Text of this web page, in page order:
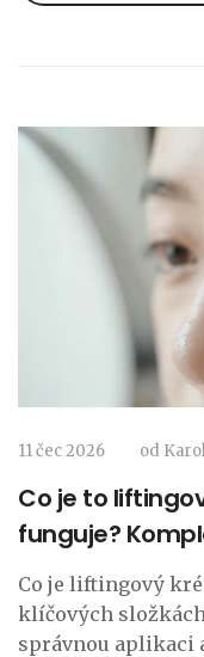
11 čec 2026 od
Co je to
funguje?
Co je liftingový
klíčových
správnou aplikaci